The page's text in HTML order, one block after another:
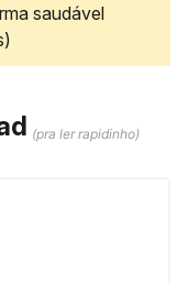
saudável
(pra ler rapidinho)